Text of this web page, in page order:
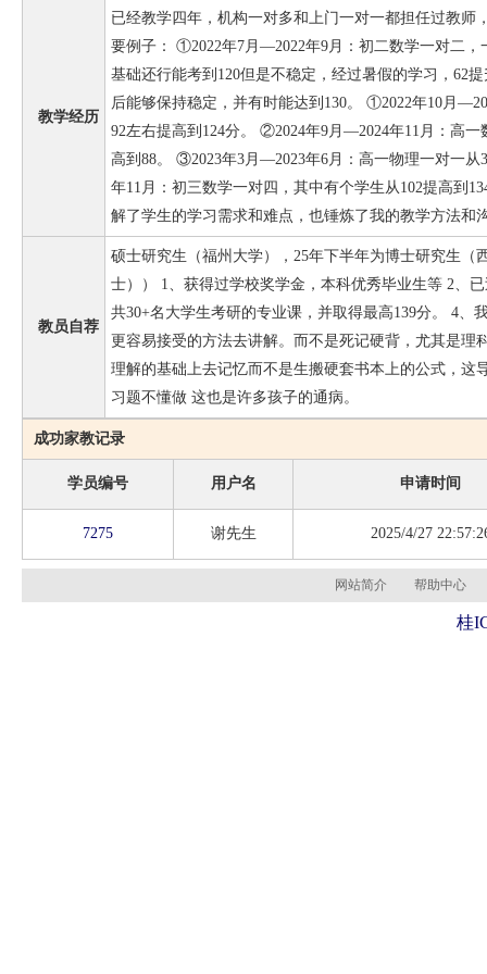
教学经历
已经教学四年，机构一对多和上门一对一都担任过教师
要例子： ①2022年7月—2022年9月：初二数学一对二，
基础还行能考到120但是不稳定，经过暑假的学习，62
后能够保持稳定，并有时能达到130。 ①2022年10月
92左右提高到124分。 ②2024年9月—2024年11月：高
高到88。 ③2023年3月—2023年6月：高一物理一对一
年11月：初三数学一对四，其中有个学生从102提高到
解了学生的学习需求和难点，也锤炼了我的教学方法和
教员自荐
硕士研究生（福州大学），25年下半年为博士研究生（
士）） 1、获得过学校奖学金，本科优秀毕业生等 2、
共30+名大学生考研的专业课，并取得最高139分。 4、
更容易接受的方法去讲解。而不是死记硬背，尤其是理
理解的基础上去记忆而不是生搬硬套书本上的公式，这
习题不懂做 这也是许多孩子的通病。
成功家教记录
学员编号 用户名 申请时间
7275 谢先生 2025/4/27
网站简介 帮助中心
桂